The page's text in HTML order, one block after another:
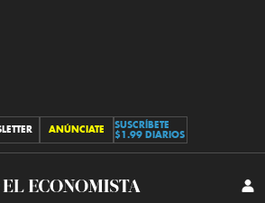
ANÚNCIATE
SUSCRÍBETE
$1.99 DIARIOS
El